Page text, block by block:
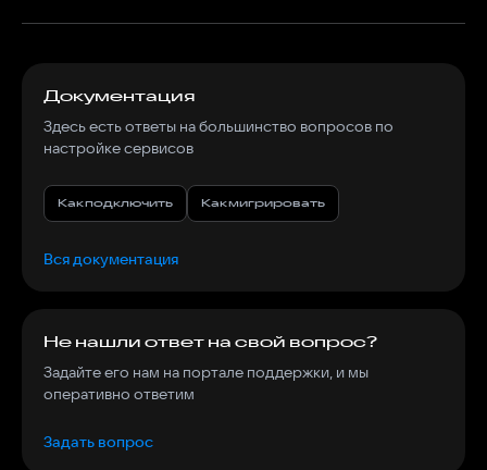
лицам, если вы&nbsp;сами не&nbsp;предоставите
им&nbsp;доступ.
Документация
Здесь есть ответы на большинство вопросов по
настройке сервисов
Как подключить Как мигрировать
Вся документация
Не нашли ответ на свой вопрос?
Задайте его нам на портале поддержки, и мы
оперативно ответим
Задать вопрос